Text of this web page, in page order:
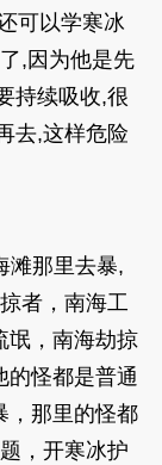
可以学寒冰
,因为他是先
持续吸收,很
去,这样危险
那里去暴,
者，南海工
氓，南海劫掠
的怪都是普通
，那里的怪都
，开寒冰护